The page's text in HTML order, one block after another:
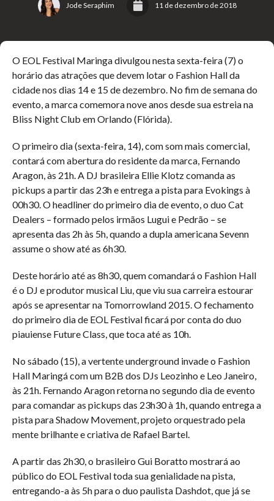
Jode Seraphim 11 de dezembro de 2018
O EOL Festival Maringa divulgou nesta sexta-feira (7) o
horário das atrações que devem lotar o Fashion Hall da
cidade nos dias 14 e 15 de dezembro. No fim de semana do
evento, a marca comemora nove anos desde sua estreia na
Bliss Night Club em Orlando (Flórida).
O primeiro dia (sexta-feira, 14), com som mais comercial,
contará com abertura do residente da marca, Fernando
Aragon, às 21h. A DJ brasileira Ellie Klotz comanda as
pickups a partir das 23h e entrega a pista para Evokings à
00h30. O headliner do primeiro dia de evento, o duo Cat
Dealers – formado pelos irmãos Lugui e Pedrão – se
apresenta das 2h às 5h, quando a dupla americana Sevenn
assume o show até as 6h30.
Deste horário até as 8h30, quem comandará o Fashion Hall
é o DJ e produtor musical Liu, que viu sua carreira estourar
após se apresentar na Tomorrowland 2015. O fechamento
do primeiro dia de EOL Festival ficará por conta do duo
piauiense Future Class, que toca até as 10h.
No sábado (15), a vertente underground invade o Fashion
Hall Maringá com um B2B dos DJs Leozinho e Leo Janeiro,
às 21h. Fernando Aragon retorna no segundo dia de evento
para comandar as pickups das 23h30 à 1h, quando entrega a
pista para Shadow Movement, projeto orquestrado pela
mente brilhante e criativa de Rafael Bartel.
A partir das 2h30, o brasileiro Gui Boratto mostrará ao
público do EOL Festival toda sua genialidade na pista,
entregando-a às 5h para o duo paulista Dashdot, que já se